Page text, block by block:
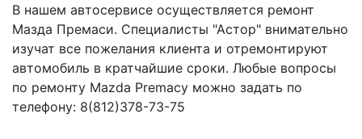
В нашем автосервисе осуществляется ремонт
Мазда Премаси. Специалисты "Астор" внимательно
изучат все пожелания клиента и отремонтируют
автомобиль в кратчайшие сроки. Любые вопросы
по ремонту Mazda Premacy можно задать по
телефону: 8(812)378-73-75